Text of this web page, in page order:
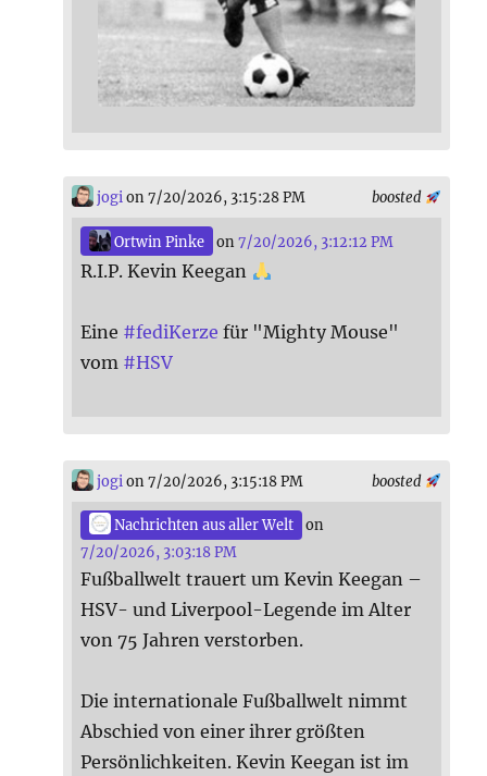
boosted
jogi on 7/20/2026, 3:15:28 PM
Ortwin Pinke on7/20/2026, 3:12:12 PM
R.I.P. Kevin Keegan
Eine #fediKerze für "Mighty Mouse"
vom #HSV
boosted
jogi on 7/20/2026, 3:15:18 PM
Nachrichten aus aller Welt
on
7/20/2026, 3:03:18 PM
Fußballwelt trauert um Kevin Keegan –
HSV- und Liverpool-Legende im Alter
von 75 Jahren verstorben.
Die internationale Fußballwelt nimmt
Abschied von einer ihrer größten
Persönlichkeiten. Kevin Keegan ist im